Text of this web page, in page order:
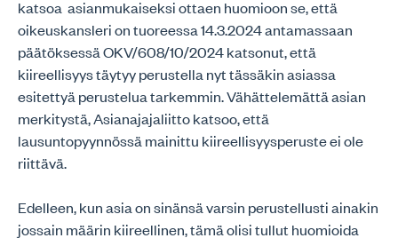
katsoa asianmukaiseksi ottaen huomioon se, että
oikeuskansleri on tuoreessa 14.3.2024 antamassaan
päätöksessä OKV/608/10/2024 katsonut, että
kiireellisyys täytyy perustella nyt tässäkin asiassa
esitettyä perustelua tarkemmin. Vähättelemättä asian
merkitystä, Asianajajaliitto katsoo, että
lausuntopyynnössä mainittu kiireellisyysperuste ei ole
riittävä.
Edelleen, kun asia on sinänsä varsin perustellusti ainakin
jossain määrin kiireellinen, tämä olisi tullut huomioida